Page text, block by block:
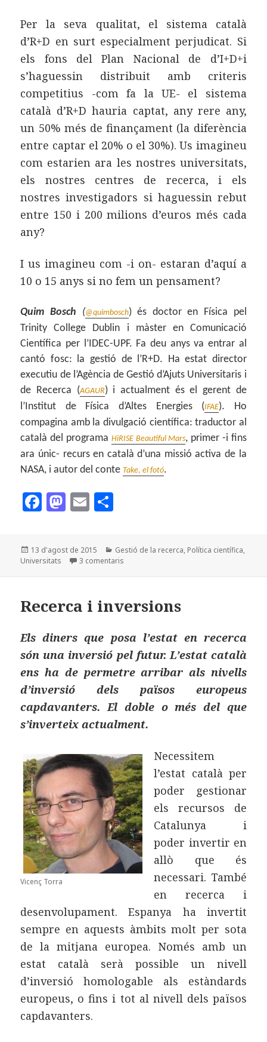
Per la seva qualitat, el sistema català
d’R+D en surt especialment perjudicat. Si
els fons del Plan Nacional de d’I+D+i
s’haguessin distribuit amb criteris
competitius -com fa la UE- el sistema
català d’R+D hauria captat, any rere any,
un 50% més de finançament (la diferència
entre captar el 20% o el 30%). Us imagineu
com estarien ara les nostres universitats,
els nostres centres de recerca, i els
nostres investigadors si haguessin rebut
entre 150 i 200 milions d’euros més cada
any?
I us imagineu com -i on- estaran d’aquí a
10 o 15 anys si no fem un pensament?
Quim Bosch (@quimbosch) és doctor en Física pel
Trinity College Dublin i màster en Comunicació
Científica per l’IDEC-UPF. Fa deu anys va entrar al
cantó fosc: la gestió de l’R+D. Ha estat director
executiu de l’Agència de Gestió d’Ajuts Universitaris i
de Recerca (AGAUR) i actualment és el gerent de
l’Institut de Física d’Altes Energies (IFAE). Ho
compagina amb la divulgació científica: traductor al
català del programa HiRISE Beautiful Mars, primer -i fins
ara únic- recurs en català d’una missió activa de la
NASA, i autor del conteTake, el fotó.
F
c
e
o
o
k
M
to
d
n
E
l
m
p
rt
ei
x
Publicat
el
13 d'agost de 2015 Categories
Gestió de la recerca, Política científica,
Universitats
3 comentaris
Recerca i inversions
Els diners que posa l’estat en recerca
són una inversió pel futur. L’estat català
ens ha de permetre arribar als nivells
d’inversió dels països europeus
capdavanters. El doble o més del que
s’inverteix actualment.
Vicenç Torra
Necessitem
l’estat català per
poder gestionar
els recursos de
Catalunya i
poder invertir en
allò que és
necessari. També
en recerca i
desenvolupament. Espanya ha invertit
sempre en aquests àmbits molt per sota
de la mitjana europea. Només amb un
estat català serà possible un nivell
d’inversió homologable als estàndards
europeus, o fins i tot al nivell dels països
capdavanters.